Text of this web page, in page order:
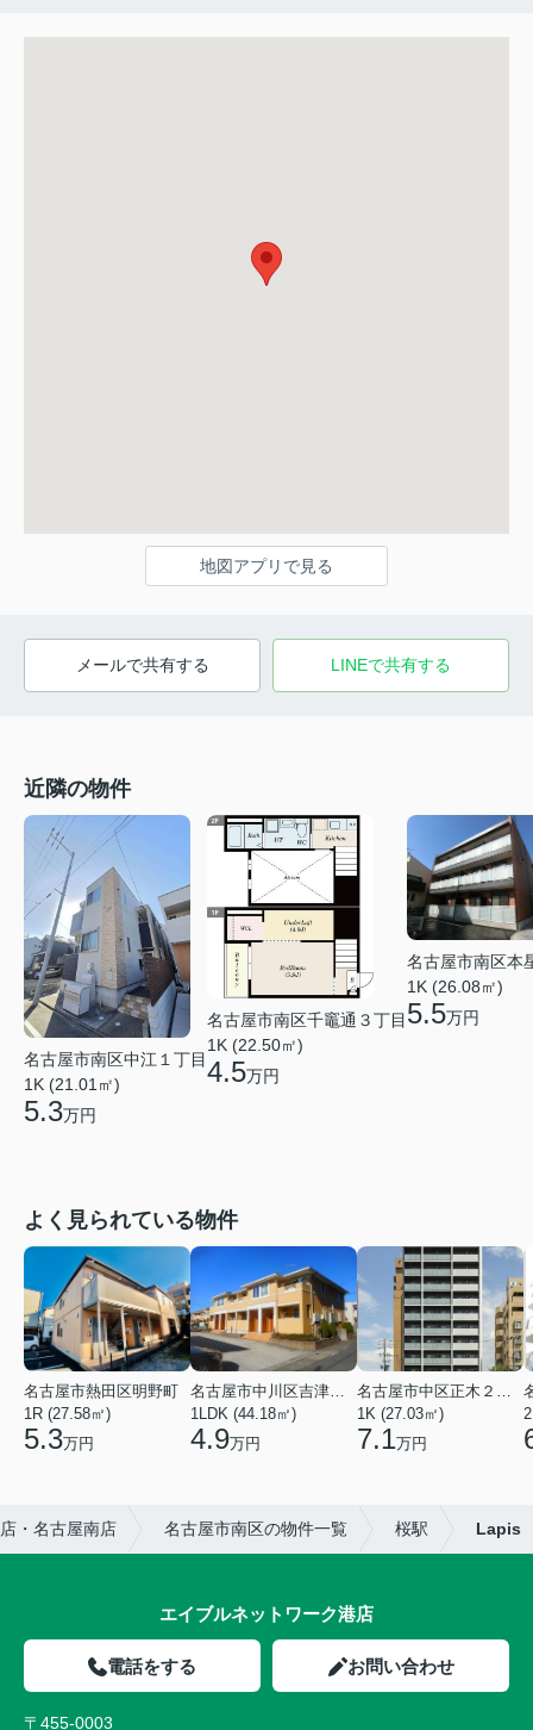
地図アプリで見る
メールで共有する LINEで共有する
近隣の物件
名古屋市南区中江１丁目
1K (21.01㎡)
5.3万円
名古屋市南区千竈通３丁目
1K (22.50㎡)
4.5万円
名古屋市南区本
1K (26.08㎡)
5.5万円
よく見られている物件
名古屋市熱田区明野町
1R (27.58㎡)
5.3万円
名古屋市中川区吉津４丁目
1LDK (44.18㎡)
4.9万円
名古屋市中区正木２丁目
1K (27.03㎡)
7.1万円
・名古屋南店 名古屋市南区の物件一覧 桜駅 Lapis
エイブルネットワーク港店
電話をする お問い合わせ
〒455-0003